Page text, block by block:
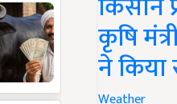
कृषि
ने
Weather